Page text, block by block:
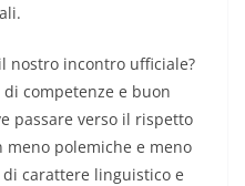
nostro incontro ufficiale?
competenze e buon
passare verso il rispetto
polemiche e meno
carattere linguistico e